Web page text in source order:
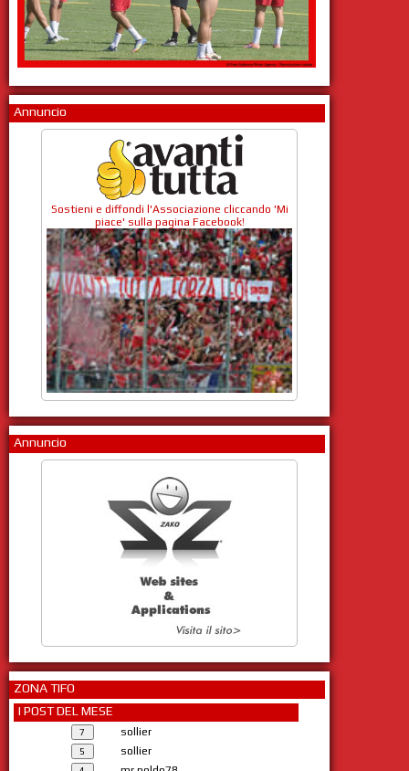
Annuncio
Sostieni e diffondi l'Associazione cliccando 'Mi
piace' sulla pagina Facebook!
Annuncio
ZONA TIFO
I POST DEL MESE
sollier
sollier